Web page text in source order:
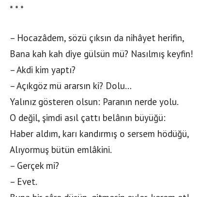
* * *
– Hocazâdem, sözü çıksın da nihâyet herifin,
Bana kah kah diye gülsün mü? Nasılmış keyfin!
– Akdi kim yaptı?
– Açıkgöz mü ararsın ki? Dolu…
Yalınız gösteren olsun: Paranın nerde yolu.
O değil, şimdi asıl çattı belânın büyüğü:
Haber aldım, karı kandırmış o sersem hödüğü,
Alıyormuş bütün emlâkini.
– Gerçek mi?
– Evet.